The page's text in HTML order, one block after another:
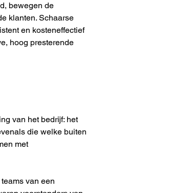
bewegen de
klanten. Schaarse
en kosteneffectief
hoog presterende
van het bedrijf: het
die welke buiten
met
van een